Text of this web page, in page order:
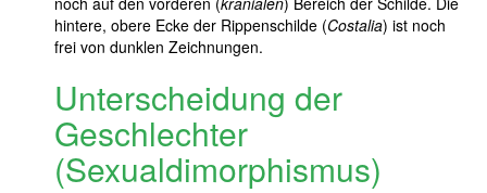
hintere, obere Ecke der Rippenschilde (Costalia) ist noch
frei von dunklen Zeichnungen.
Unterscheidung der
Geschlechter
(Sexualdimorphismus)